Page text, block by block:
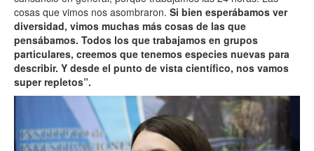
cosas que vimos nos asombraron. Si bien esperábamos ver
diversidad, vimos muchas más cosas de las que
pensábamos. Todos los que trabajamos en grupos
particulares, creemos que tenemos especies nuevas para
describir. Y desde el punto de vista científico, nos vamos
super repletos”.